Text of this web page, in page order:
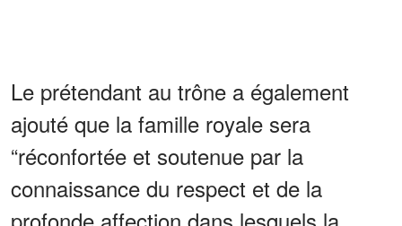
Le prétendant au trône a également
ajouté que la famille royale sera
“réconfortée et soutenue par la
connaissance du respect et de la